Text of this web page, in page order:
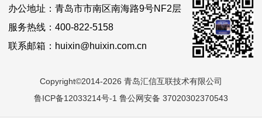
办公地址：青岛市市南区南海路9号NF2层
服务热线：400-822-5158
联系邮箱：huixin@huixin.com.cn
Copyright©2014-2026 青岛汇信互联技术有限公司
鲁ICP备12033214号-1 鲁公网安备 37020302370543